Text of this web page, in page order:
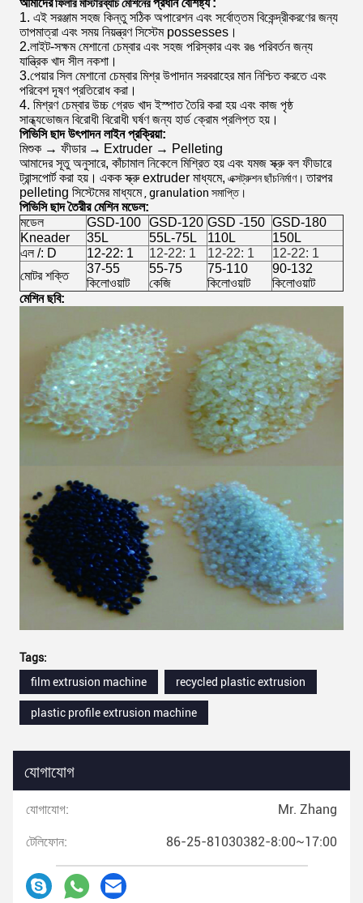
আমাদের ফিলার মাস্টারব্যাচ মেশিনেরপ্রধান বৈশিষ্ট্য :
1. এই সরঞ্জাম সহজ কিন্তু সঠিক অপারেশন এবং সর্বোত্তম বিকেন্দ্রীকরণের জন্য
তাপমাত্রা এবং সময় নিয়ন্ত্রণ সিস্টেম possesses।
2.লাইট-সক্ষম মেশানো চেম্বার এবং সহজ পরিস্কার এবং রঙ পরিবর্তন জন্য
যান্ত্রিক খাদ সীল নকশা।
3.পেয়ার সিল মেশানো চেম্বার মিশ্র উপাদান সরবরাহের মান নিশ্চিত করতে এবং
পরিবেশ দূষণ প্রতিরোধ করা।
4. মিশ্রণ চেম্বার উচ্চ গ্রেড খাদ ইস্পাত তৈরি করা হয় এবং কাজ পৃষ্ঠ
সান্ধ্যভোজন বিরোধী বিরোধী ঘর্ষণ জন্য হার্ড ক্রোম প্রলিপ্ত হয়।
পিভিসি ছাদ উৎপাদন লাইন প্রক্রিয়া:
মিশুক → ফীডার → Extruder → Pelleting
আমাদের সূতু অনুসারে, কাঁচামাল নিকেলে মিশ্রিত হয় এবং যমজ স্ক্রু বল ফীডারে
ট্রান্সপোর্ট করা হয়। একক স্ক্রু extruder মাধ্যমে, এক্সট্রুশন ছাঁচনির্মাণ।তারপর
pelleting সিস্টেমের মাধ্যমে, granulation সমাপ্তি।
পিভিসি ছাদ তৈরীর মেশিন মডেল:
মডেল
GSD-100 GSD-120 GSD -150 GSD-180
Kneader
35L 55L-75L 110L
150L
এল /: D
12-22: 1 12-22: 1 12-22: 1
12-22: 1
মোটর শক্তি
37-55
কিলোওয়াট
55-75
কেজি
75-110
কিলোওয়াট
90-132
কিলোওয়াট
মেশিন ছবি:
Tags:
film extrusion machine
recycled plastic extrusion
plastic profile extrusion machine
যোগাযোগ
যোগাযোগ: Mr. Zhang
টেলিফোন: 86-25-81030382-8:00~17:00